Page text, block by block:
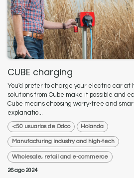
CUBE charging
You'd prefer to charge your electric car at
solutions from Cube make it possible and
Cube means choosing worry-free and
explanatio...
<50 usuarios de Odoo Holanda
Manufacturing industry and high-tech
Wholesale, retail and e-commerce
26 ago 2024